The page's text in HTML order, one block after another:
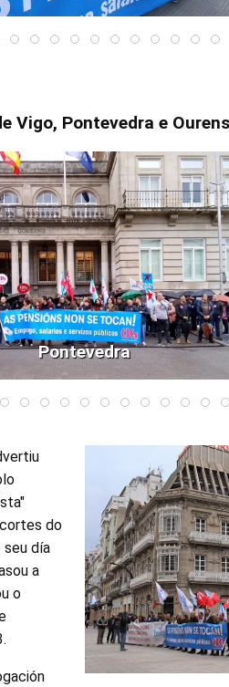
Vigo, Pontevedra e
Pontevedra
do
seu día
a
o